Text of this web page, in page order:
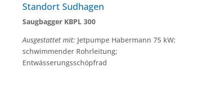
Standort Sudhagen
Saugbagger KBPL 300
Ausgestattet mit: Jetpumpe Habermann 75 kW;
schwimmender Rohrleitung;
Entwässerungsschöpfrad